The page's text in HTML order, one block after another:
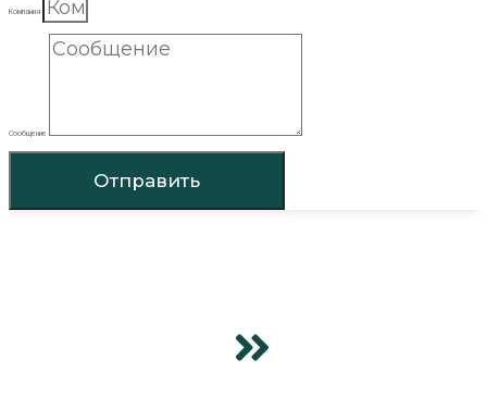
Компания
Сообщение
Отправить